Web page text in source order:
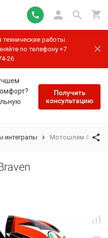
технические работы.
по телефону +7
26
Получить
консультацию
интегралы Мотошлем AGV K6